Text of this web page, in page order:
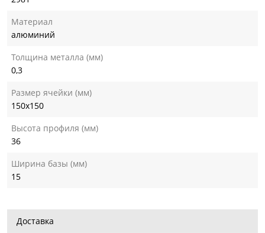
Материал
алюминий
Толщина металла (мм)
0,3
Размер ячейки (мм)
150х150
Высота профиля (мм)
36
Ширина базы (мм)
15
Доставка